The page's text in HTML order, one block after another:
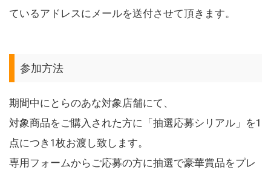
ているアドレスにメールを送付させて頂きます。
参加方法
期間中にとらのあな対象店舗にて、
対象商品をご購入された方に「抽選応募シリアル」を1
点につき1枚お渡し致します。
専用フォームからご応募の方に抽選で豪華賞品をプレ